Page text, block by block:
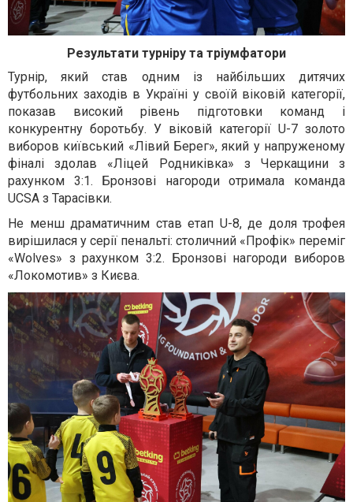
Результати турніру та тріумфатори
Турнір, який став одним із найбільших дитячих
футбольних заходів в Україні у своїй віковій категорії,
показав високий рівень підготовки команд і
конкурентну боротьбу. У віковій категорії U-7 золото
виборов київський «Лівий Берег», який у напруженому
фіналі здолав «Ліцей Родниківка» з Черкащини з
рахунком 3:1. Бронзові нагороди отримала команда
UCSA з Тарасівки.
Не менш драматичним став етап U-8, де доля трофея
вирішилася у серії пенальті: столичний «Профік» переміг
«Wolves» з рахунком 3:2. Бронзові нагороди виборов
«Локомотив» з Києва.